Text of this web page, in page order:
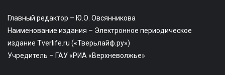
Главный редактор – Ю.О. Овсянникова
Наименование издания – Электронное периодическое
издание Tverlife.ru («Тверьлайф.ру»)
Учредитель – ГАУ «РИА «Верхневолжье»